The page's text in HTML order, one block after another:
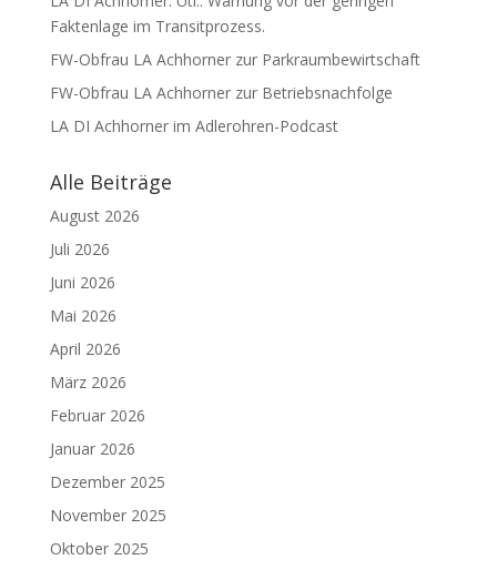
Faktenlage im Transitprozess.
FW-Obfrau LA Achhorner zur Parkraumbewirtschaft
FW-Obfrau LA Achhorner zur Betriebsnachfolge
LA DI Achhorner im Adlerohren-Podcast
Alle Beiträge
August 2026
Juli 2026
Juni 2026
Mai 2026
April 2026
März 2026
Februar 2026
Januar 2026
Dezember 2025
November 2025
Oktober 2025